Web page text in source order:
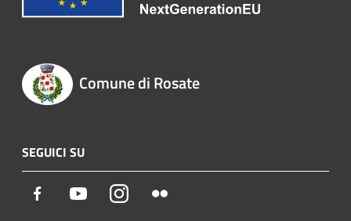
Comune di Rosate
SEGUICI SU
Facebook YoutubeInstagram